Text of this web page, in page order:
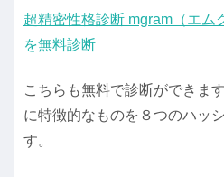
超精密性格診断 mgram（エム
を無料診断
こちらも無料で診断ができま
に特徴的なものを８つのハッ
す。